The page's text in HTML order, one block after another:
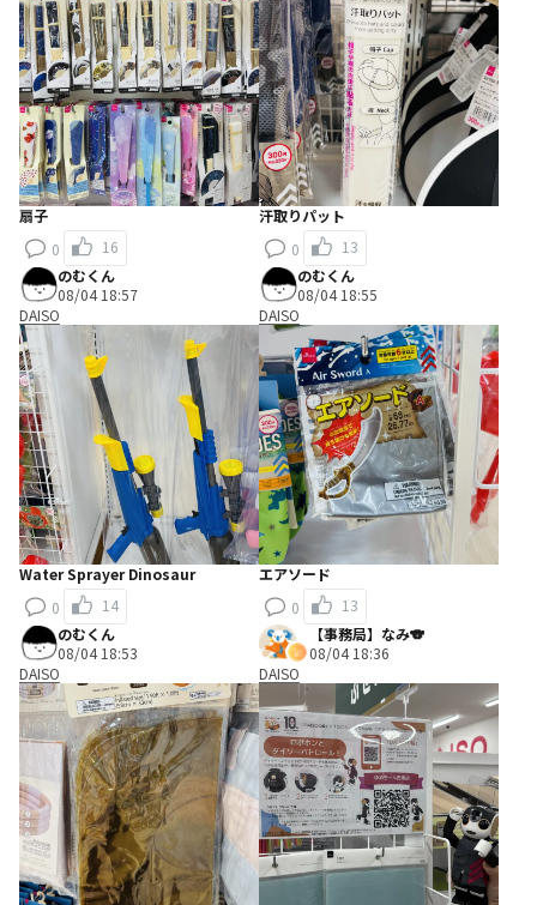
扇子
0
16
汗取りパット
0
13
のむくん
08/04 18:57
DAISO
Water Sprayer Dinosaur
0
14
のむくん
08/04 18:55
DAISO
エアソード
0
13
のむくん
08/04 18:53
DAISO
【事務局】なみ🐨
08/04 18:36
DAISO